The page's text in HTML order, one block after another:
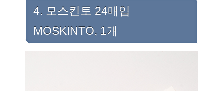
4. 모스킨토 24매입
MOSKINTO, 1개